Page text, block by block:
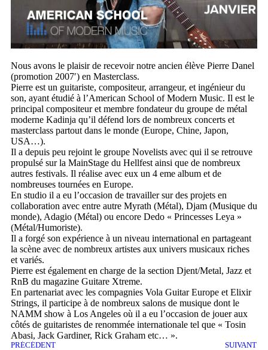
Nous avons le plaisir de recevoir notre ancien élève Pierre Danel
(promotion 2007′) en Masterclass.
Pierre est un guitariste, compositeur, arrangeur, et ingénieur du
son, ayant étudié à l’American School of Modern Music. Il est le
principal compositeur et membre fondateur du groupe de métal
moderne Kadinja qu’il défend lors de nombreux concerts et
masterclass partout dans le monde (Europe, Chine, Japon,
USA…).
Il a depuis peu rejoint le groupe Novelists avec qui il se retrouve
propulsé sur la MainStage du Hellfest ainsi que de nombreux
autres festivals. Il réalise avec eux un 4 eme album et de
nombreuses tournées en Europe.
En studio il a eu l’occasion de travailler sur des projets en
collaboration avec entre autre Myrath (Métal), Djam (Musique du
monde), Adagio (Métal) ou encore Dedo « Princesses Leya »
(Métal/Humoriste).
Il a forgé son expérience à un niveau international en partageant
la scène avec de nombreux artistes aux univers musicaux riches
et variés.
Pierre est également en charge de la section Djent/Metal, Jazz et
RnB du magazine Guitare Xtreme.
En partenariat avec les compagnies Vola Guitar Europe et Elixir
Strings, il participe à de nombreux salons de musique dont le
NAMM show à Los Angeles où il a eu l’occasion de jouer aux
côtés de guitaristes de renommée internationale tel que « Tosin
Abasi, Jack Gardiner, Rick Graham etc… ».
PRÉCÉDENT SUIVANT